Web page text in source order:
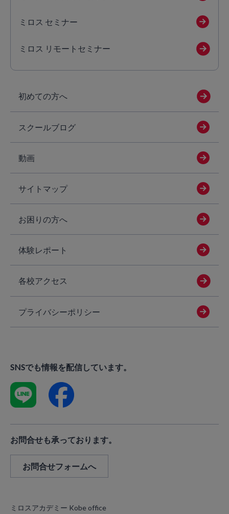
ミロス セミナー
ミロス リモートセミナー
初めての方へ
スクールブログ
動画
サイトマップ
お困りの方へ
体験レポート
各校アクセス
プライバシーポリシー
SNSでも情報を配信しています。
お問合せも承っております。
お問合せフォームへ
ミロスアカデミー Kobe office